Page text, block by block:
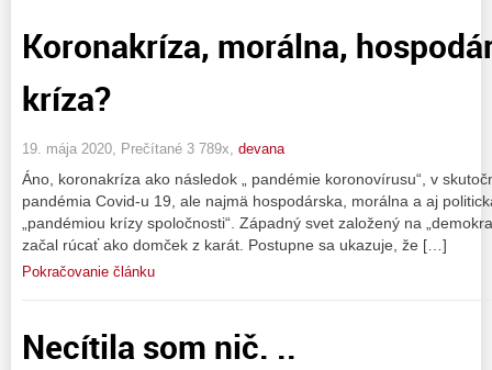
Koronakríza, morálna,
kríza?
19. mája 2020, Prečítané 3 789x, devana
Áno, koronakríza ako následok „ pandémie koronovírusu“, v
pandémia Covid-u 19, ale najmä hospodárska, morálna a aj
„pandémiou krízy spoločnosti“. Západný svet založený na
začal rúcať ako domček z karát. Postupne sa ukazuje, že […]
Pokračovanie článku
Necítila som nič. ..